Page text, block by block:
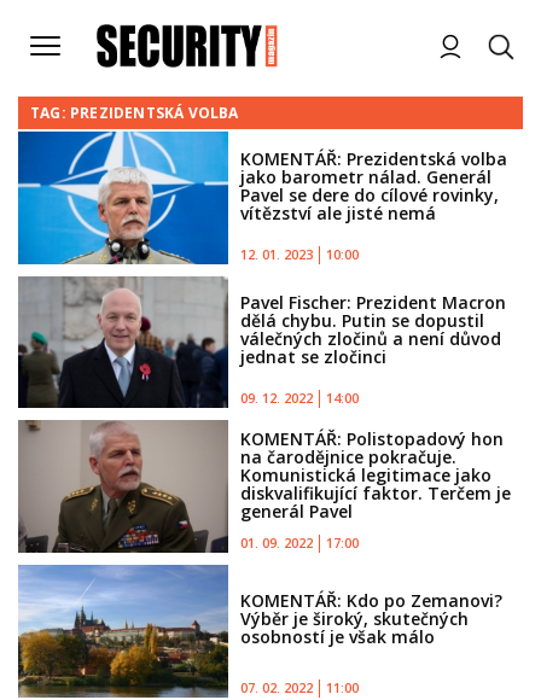
TAG: PREZIDENTSKÁ VOLBA
KOMENTÁŘ: Prezidentská volba
jako barometr nálad. Generál
Pavel se dere do cílové rovinky,
vítězství ale jisté nemá
12. 01. 2023 10:00
Pavel Fischer: Prezident Macron
dělá chybu. Putin se dopustil
válečných zločinů a není důvod
jednat se zločinci
09. 12. 2022 14:00
KOMENTÁŘ: Polistopadový hon
na čarodějnice pokračuje.
Komunistická legitimace jako
diskvalifikující faktor. Terčem je
generál Pavel
01. 09. 2022 17:00
KOMENTÁŘ: Kdo po Zemanovi?
Výběr je široký, skutečných
osobností je však málo
07. 02. 2022 11:00